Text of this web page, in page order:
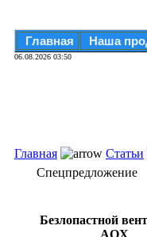
Главная Наша
06.08.2026 03:50
Главная Статьи
Спецпредложение
Безлопастной
AOX